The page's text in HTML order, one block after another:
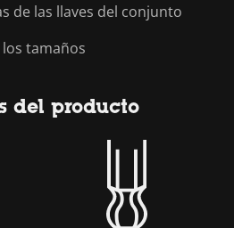
de las llaves del conjunto
tamaños
del producto